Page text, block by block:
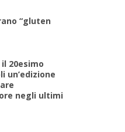
“gluten
20esimo
un’edizione
negli ultimi